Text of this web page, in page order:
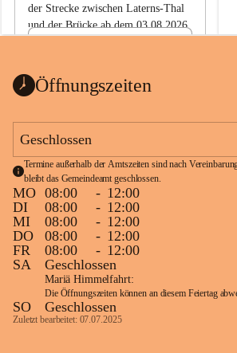
der Strecke zwischen Laterns-Thal
und der Brücke ab dem 03.08.2026
ht
1 Seite•0,1 MB
Öffnungszeiten
Geschlossen
Termine außerhalb der Amtszeiten sind nach
bleibt das Gemeindeamt geschlossen.
MO 08:00 - 12:00
DI
08:00 - 12:00
MI
08:00 - 12:00
DO
08:00 - 12:00
FR
08:00 - 12:00
SA
Geschlossen
Mariä Himmelfahrt:
Die Öffnungszeiten können an diesem Feiertag
SO Geschlossen
Zuletzt bearbeitet: 07.07.2025